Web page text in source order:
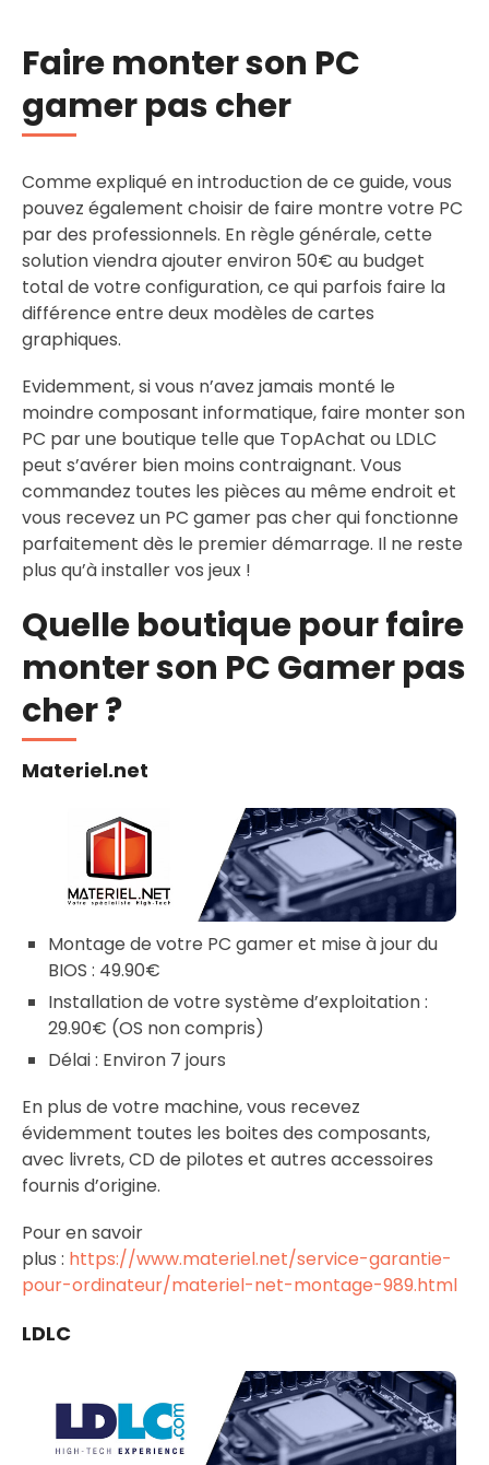
Faire monter son PC
gamer pas cher
Comme expliqué en introduction de ce guide, vous
pouvez également choisir de faire montre votre PC
par des professionnels. En règle générale, cette
solution viendra ajouter environ 50€ au budget
total de votre configuration, ce qui parfois faire la
différence entre deux modèles de cartes
graphiques.
Evidemment, si vous n’avez jamais monté le
moindre composant informatique, faire monter son
PC par une boutique telle que TopAchat ou LDLC
peut s’avérer bien moins contraignant. Vous
commandez toutes les pièces au même endroit et
vous recevez un PC gamer pas cher qui fonctionne
parfaitement dès le premier démarrage. Il ne reste
plus qu’à installer vos jeux !
Quelle boutique pour faire
monter son PC Gamer pas
cher ?
Materiel.net
Montage de votre PC gamer et mise à jour du
BIOS : 49.90€
Installation de votre système d’exploitation :
29.90€ (OS non compris)
Délai : Environ 7 jours
En plus de votre machine, vous recevez
évidemment toutes les boites des composants,
avec livrets, CD de pilotes et autres accessoires
fournis d’origine.
Pour en savoir
plus : https://www.materiel.net/service-garantie-
pour-ordinateur/materiel-net-montage-989.html
LDLC